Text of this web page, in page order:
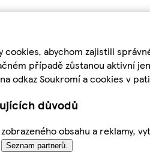
abychom zajistili
případě zůstanou aktivní
odkaz Soukromí a cookies v
důvodů
obsahu a reklamy,
Seznam partnerů.